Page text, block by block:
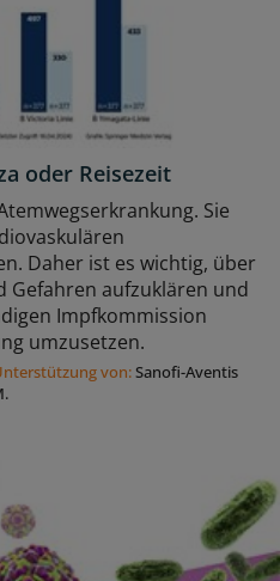
oder Reisezeit
Sie
Daher ist es wichtig, über
Gefahren aufzuklären und
Impfkommission
umzusetzen.
von:Sanofi-Aventis